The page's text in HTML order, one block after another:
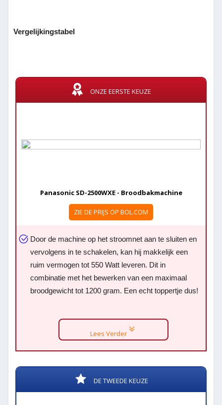
Vergelijkingstabel
ONZE EERSTE KEUZE
Panasonic SD-2500WXE - Broodbakmachine
ZIE DE PRIJS OP BOL.COM
Door de machine op het stroomnet aan te sluiten en
vervolgens in te schakelen, kan hij makkelijk een
ruim vermogen tot 550 Watt leveren. Dit in
combinatie met het bewerken van een maximaal
broodgewicht tot 1200 gram. Een echt toppertje dus!
Lees Verder
DE TWEEDE KEUZE